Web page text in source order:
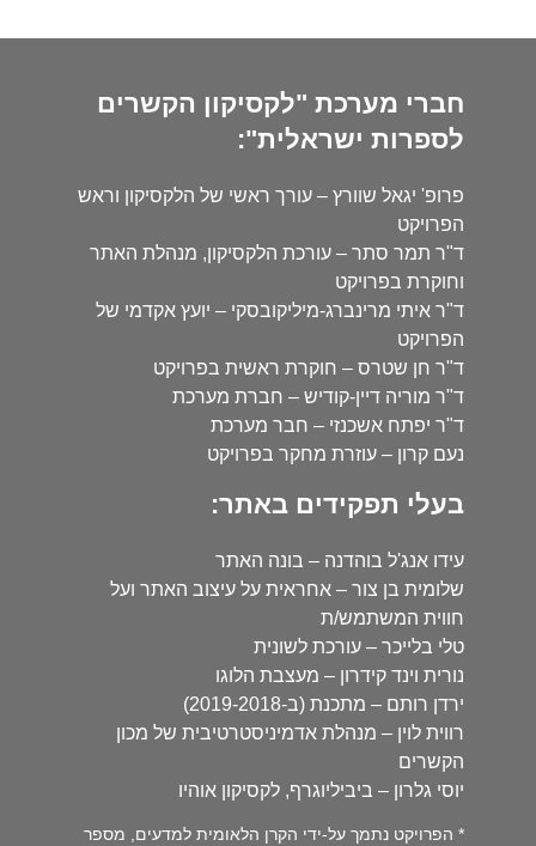
חברי מערכת "לקסיקון הקשרים
לספרות ישראלית":
פרופ' יגאל שוורץ – עורך ראשי של הלקסיקון וראש
הפרויקט
ד"ר תמר סתר – עורכת הלקסיקון, מנהלת האתר
וחוקרת בפרויקט
ד"ר איתי מרינברג-מיליקובסקי – יועץ אקדמי של
הפרויקט
ד"ר חן שטרס – חוקרת ראשית בפרויקט
ד"ר מוריה דיין-קודיש – חברת מערכת
ד"ר יפתח אשכנזי – חבר מערכת
נעם קרון – עוזרת מחקר בפרויקט
בעלי תפקידים באתר:
עידו אנג'ל בוהדנה – בונה האתר
שלומית בן צור – אחראית על עיצוב האתר ועל
חווית המשתמש/ת
טלי בלייכר – עורכת לשונית
נורית וינד קידרון – מעצבת הלוגו
ירדן רותם – מתכנת (ב-2019-2018)
רווית לוין – מנהלת אדמיניסטרטיבית של מכון
הקשרים
יוסי גלרון – ביביליוגרף, לקסיקון אוהיו
* הפרויקט נתמך על-ידי הקרן הלאומית למדעים, מספר